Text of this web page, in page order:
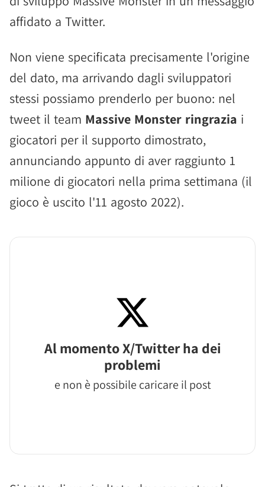
affidato a Twitter.
Non viene specificata precisamente l'origine
del dato, ma arrivando dagli sviluppatori
stessi possiamo prenderlo per buono: nel
tweet il team Massive Monster ringrazia i
giocatori per il supporto dimostrato,
annunciando appunto di aver raggiunto 1
milione di giocatori nella prima settimana (il
gioco è uscito l'11 agosto 2022).
Al momento X/Twitter ha dei
problemi
e non è possibile caricare il post